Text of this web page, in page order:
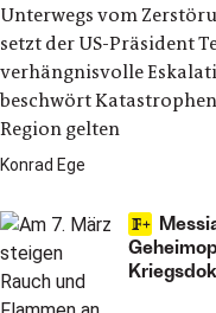
Unterwegs vom
setzt der US-Präsident
verhängnisvolle
beschwört
Region gelten
Konrad Ege